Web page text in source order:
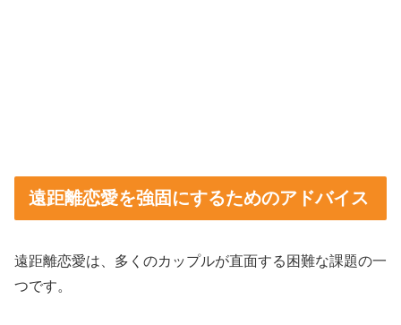
遠距離恋愛を強固にするためのアドバイス
遠距離恋愛は、多くのカップルが直面する困難な課題の一
つです。